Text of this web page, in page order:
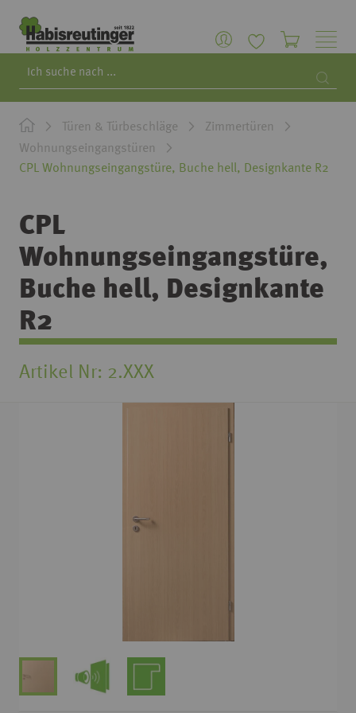
Türen & Türbeschläge
Zimmertüren
Wohnungseingangstüren
CPL Wohnungseingangstüre, Buche hell, Designkante R2
CPL
Wohnungseingangstüre,
Buche hell, Designkante
R2
Artikel Nr 2.XXX